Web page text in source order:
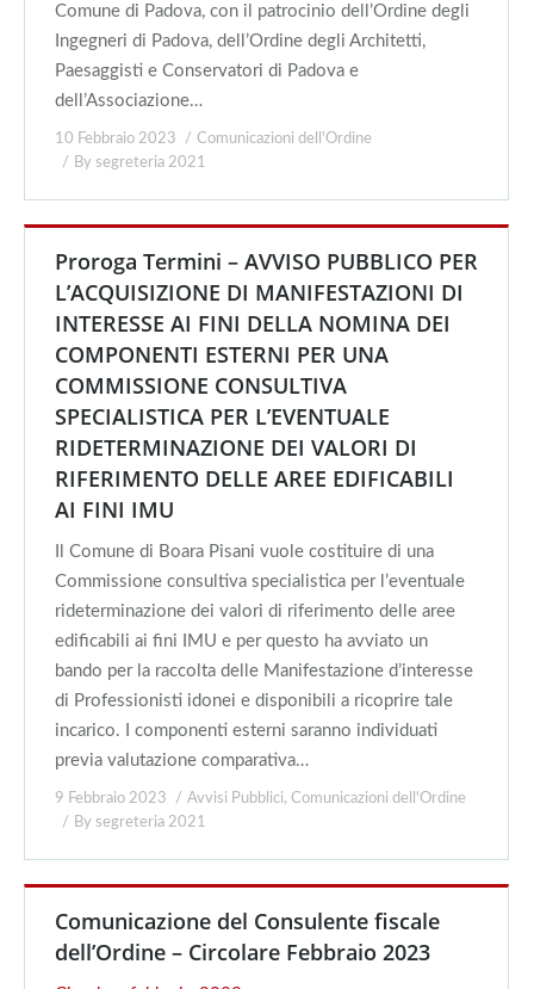
Comune di Padova, con il patrocinio dell’Ordine degli
Ingegneri di Padova, dell’Ordine degli Architetti,
Paesaggisti e Conservatori di Padova e
dell’Associazione…
10 Febbraio 2023
Comunicazioni dell'Ordine
By segreteria 2021
Proroga Termini – AVVISO PUBBLICO PER
L’ACQUISIZIONE DI MANIFESTAZIONI DI
INTERESSE AI FINI DELLA NOMINA DEI
COMPONENTI ESTERNI PER UNA
COMMISSIONE CONSULTIVA
SPECIALISTICA PER L’EVENTUALE
RIDETERMINAZIONE DEI VALORI DI
RIFERIMENTO DELLE AREE EDIFICABILI
AI FINI IMU
Il Comune di Boara Pisani vuole costituire di una
Commissione consultiva specialistica per l’eventuale
rideterminazione dei valori di riferimento delle aree
edificabili ai fini IMU e per questo ha avviato un
bando per la raccolta delle Manifestazione d’interesse
di Professionisti idonei e disponibili a ricoprire tale
incarico. I componenti esterni saranno individuati
previa valutazione comparativa…
9 Febbraio 2023 Avvisi Pubblici, Comunicazioni dell'Ordine
By segreteria 2021
Comunicazione del Consulente fiscale
dell’Ordine – Circolare Febbraio 2023